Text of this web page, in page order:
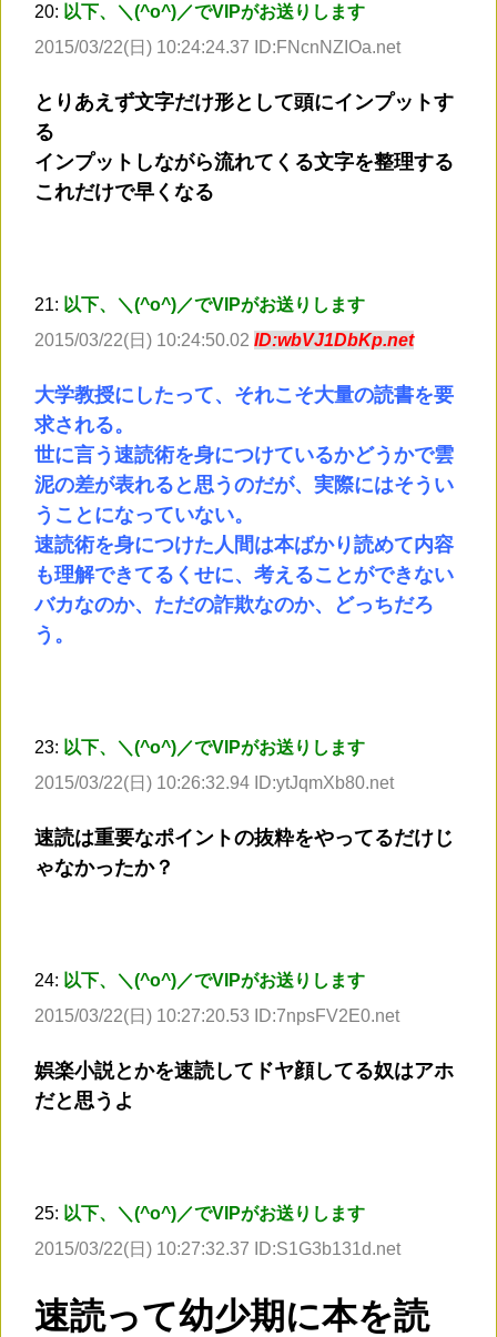
20: 以下、＼(^o^)／でVIPがお送りします
2015/03/22(日) 10:24:24.37 ID:FNcnNZIOa.net
とりあえず文字だけ形として頭にインプットす
る
インプットしながら流れてくる文字を整理する
これだけで早くなる
21: 以下、＼(^o^)／でVIPがお送りします
2015/03/22(日) 10:24:50.02 ID:wbVJ1DbKp.net
大学教授にしたって、それこそ大量の読書を要
求される。
世に言う速読術を身につけているかどうかで雲
泥の差が表れると思うのだが、実際にはそうい
うことになっていない。
速読術を身につけた人間は本ばかり読めて内容
も理解できてるくせに、考えることができない
バカなのか、ただの詐欺なのか、どっちだろ
う。
23: 以下、＼(^o^)／でVIPがお送りします
2015/03/22(日) 10:26:32.94 ID:ytJqmXb80.net
速読は重要なポイントの抜粋をやってるだけじ
ゃなかったか？
24: 以下、＼(^o^)／でVIPがお送りします
2015/03/22(日) 10:27:20.53 ID:7npsFV2E0.net
娯楽小説とかを速読してドヤ顔してる奴はアホ
だと思うよ
25: 以下、＼(^o^)／でVIPがお送りします
2015/03/22(日) 10:27:32.37 ID:S1G3b131d.net
速読って幼少期に本を読